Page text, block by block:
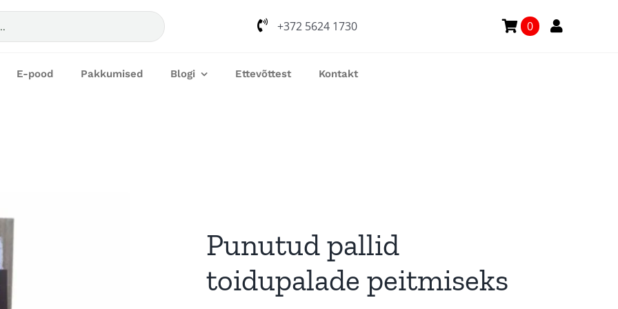
+372 5624 1730 0
E-pood Pakkumised Blogi Ettevõttest Kontakt
Punutud pallid
toidupalade peitmiseks